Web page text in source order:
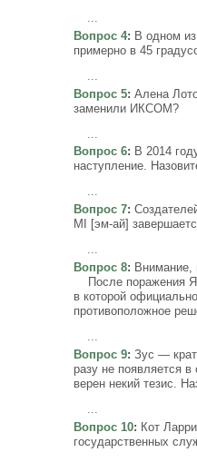
Вопрос 4: В одном
примерно в 45
Вопрос 5: Алена
заменили ИКСОМ?
Вопрос 6: В 2014
наступление.
...
Вопрос 7:
MI [эм-ай]
...
Вопрос 8: Внимание,
После поражения
в которой
противоположное
...
Вопрос 9: Зус —
разу не появляется
верен некий тезис.
Вопрос 10: Кот
государственных